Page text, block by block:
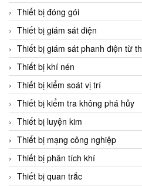
Chongqing Huaneng
Chromalox
ChuanYi
CIC
Clage
Clake Fololo
Clark Cooper
CMC Ventilazione
Coax Valves Inc
Codel
Thiết bị đóng gói
Thiết bị giám sát điện
Thiết bị giám sát phanh điện từ
Thiết bị khí nén
Thiết bị kiểm soát vị trí
Thiết bị kiểm tra không phá hủy
Thiết bị luyện kim
Thiết bị mạng công nghiệp
Thiết bị phân tích khí
Thiết bị quan trắc